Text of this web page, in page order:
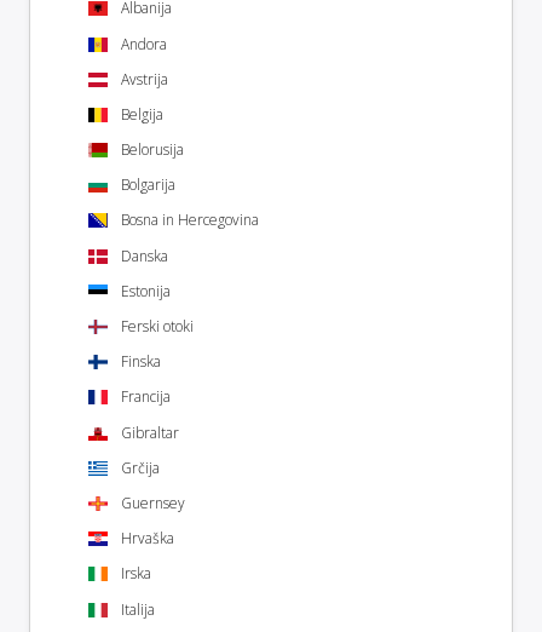
Albanija
Andora
Avstrija
Belgija
Belorusija
Bolgarija
Bosna in Hercegovina
Danska
Estonija
Ferski otoki
Finska
Francija
Gibraltar
Grčija
Guernsey
Hrvaška
Irska
Italija